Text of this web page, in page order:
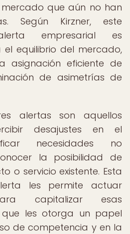
que aún no han
Según Kirzner, este
empresarial es
equilibrio del mercado,
asignación eficiente de
de asimetrías de
alertas son aquellos
desajustes en el
necesidades no
la posibilidad de
o servicio existente. Esta
les permite actuar
capitalizar esas
les otorga un papel
de competencia y en la